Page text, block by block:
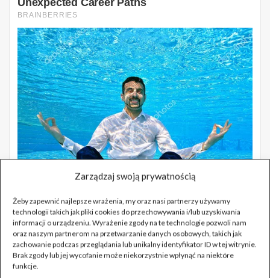
Zarządzaj swoją prywatnością
Żeby zapewnić najlepsze wrażenia, my oraz nasi partnerzy używamy
technologii takich jak pliki cookies do przechowywania i/lub uzyskiwania
informacji o urządzeniu. Wyrażenie zgody na te technologie pozwoli nam
oraz naszym partnerom na przetwarzanie danych osobowych, takich jak
zachowanie podczas przeglądania lub unikalny identyfikator ID w tej witrynie.
Brak zgody lub jej wycofanie może niekorzystnie wpłynąć na niektóre
funkcje.